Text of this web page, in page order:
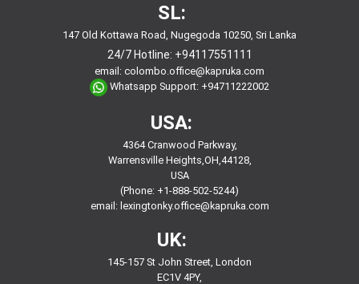
SL:
147 Old Kottawa Road, Nugegoda 10250, Sri Lanka
24/7 Hotline: +94117551111
email: colombo.office@kapruka.com
Whatsapp Support: +94711222002
USA:
4364 Cranwood Parkway,
Warrensville Heights,OH,44128,
USA
(Phone: +1-888-502-5244)
email: lexingtonky.office@kapruka.com
UK:
145-157 St John Street, London
EC1V 4PY,